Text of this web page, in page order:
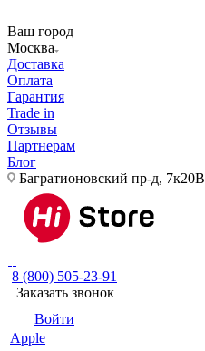
Ваш город
Москва
Доставка
Оплата
Гарантия
Trade in
Отзывы
Партнерам
Блог
Багратионовский пр-д, 7к20В
8 (800) 505-23-91
Заказать звонок
Войти
Apple